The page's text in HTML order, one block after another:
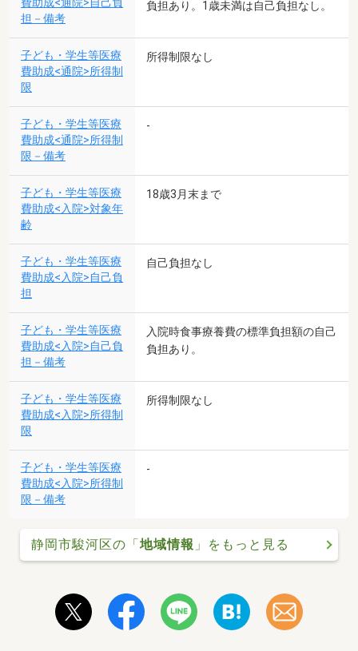
担－備考
負担あり。1歳未満は自己負担なし。
子ども・学生等医療
費助成<通院>所得制
限
所得制限なし
子ども・学生等医療
費助成<通院>所得制
限－備考
-
子ども・学生等医療
費助成<入院>対象年
齢
18歳3月末まで
子ども・学生等医療
費助成<入院>自己負
担
自己負担なし
子ども・学生等医療
費助成<入院>自己負
担－備考
入院時食事療養費の標準負担額の自己
負担あり。
子ども・学生等医療
費助成<入院>所得制
限
所得制限なし
子ども・学生等医療
費助成<入院>所得制
限－備考
-
静岡市駿河区の「 地域情報 」をもっと見る